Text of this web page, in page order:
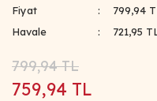
Fiyat
799,94
Havale
721,95
799,94 TL
759,94 TL